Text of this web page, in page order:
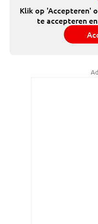
Klik op 'Accepteren'
te accepteren